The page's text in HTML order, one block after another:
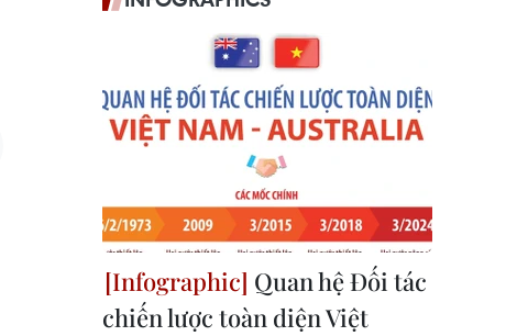
Quan hệ Đối tác
chiến lược toàn diện Việt